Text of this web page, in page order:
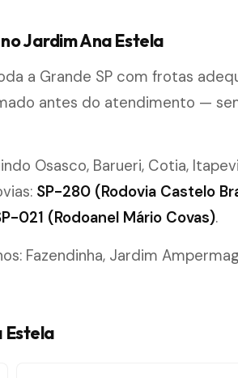
Jardim Ana Estela
a Grande SP com frotas
antes do atendimento —
Osasco, Barueri, Cotia,
SP-280 (Rodovia Castelo
021 (Rodoanel Mário Covas).
Fazendinha, Jardim
Estela